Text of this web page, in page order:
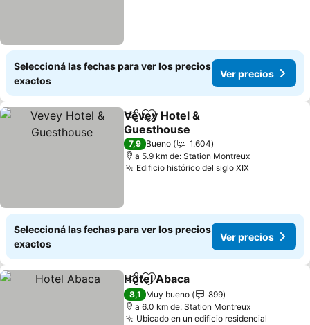
Seleccioná las fechas para ver los precios
exactos
Ver precios
CompartirAñadir a favoritos
Vevey Hotel &
Guesthouse
7,9 Bueno
1.604
a 5.9 km de: Station Montreux
Edificio histórico del siglo XIX
Seleccioná las fechas para ver los precios
exactos
Ver precios
CompartirAñadir a favoritos
Hotel Abaca
8,1 Muy bueno
899
a 6.0 km de: Station Montreux
Ubicado en un edificio residencial